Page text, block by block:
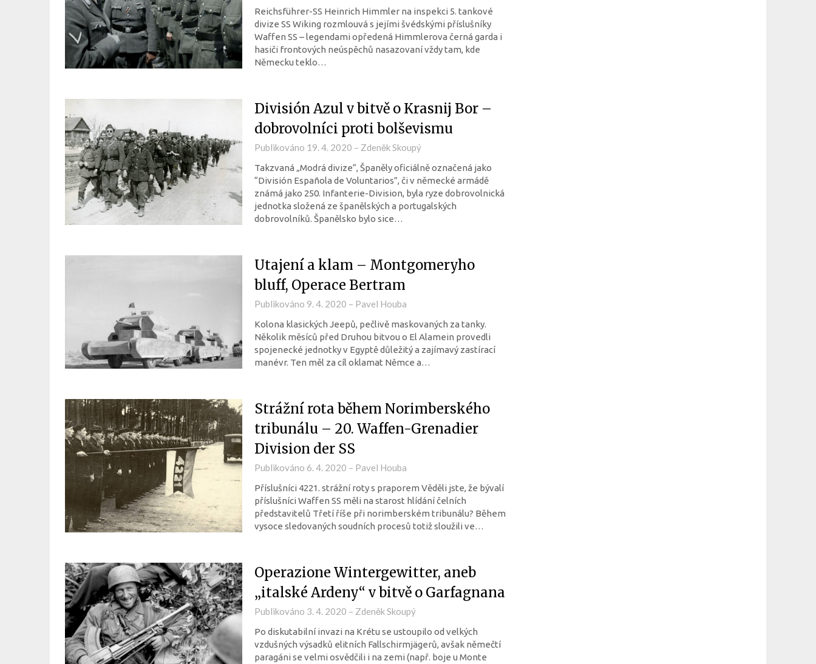
Reichsführer-SS Heinrich Himmler na inspekci 5. tankové
divize SS Wiking rozmlouvá s jejími švédskými příslušníky
Waffen SS – legendami opředená Himmlerova černá garda i
hasiči frontových neúspěchů nasazovaní vždy tam, kde
Německu teklo…
División Azul v bitvě o Krasnij Bor –
dobrovolníci proti bolševismu
Publikováno 19. 4. 2020 – Zdeněk Skoupý
Takzvaná „Modrá divize“, Španěly oficiálně označená jako
“División Española de Voluntarios”, či v německé armádě
známá jako 250. Infanterie-Division, byla ryze dobrovolnická
jednotka složená ze španělských a portugalských
dobrovolníků. Španělsko bylo sice…
Utajení a klam – Montgomeryho
bluff, Operace Bertram
Publikováno 9. 4. 2020 – Pavel Houba
Kolona klasických Jeepů, pečlivě maskovaných za tanky.
Několik měsíců před Druhou bitvou o El Alamein provedli
spojenecké jednotky v Egyptě důležitý a zajímavý zastírací
manévr. Ten měl za cíl oklamat Němce a…
Strážní rota během Norimberského
tribunálu – 20. Waffen-Grenadier
Division der SS
Publikováno 6. 4. 2020 – Pavel Houba
Příslušníci 4221. strážní roty s praporem Věděli jste, že bývalí
příslušníci Waffen SS měli na starost hlídání čelních
představitelů Třetí říše při norimberském tribunálu? Během
vysoce sledovaných soudních procesů totiž sloužili ve…
Operazione Wintergewitter, aneb
„italské Ardeny“ v bitvě o Garfagnana
Publikováno 3. 4. 2020 – Zdeněk Skoupý
Po diskutabilní invazi na Krétu se ustoupilo od velkých
vzdušných výsadků elitních Fallschirmjägerů, avšak němečtí
paragáni se velmi osvědčili i na zemi (např. boje u Monte